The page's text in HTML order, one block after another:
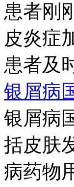
患者刚
皮炎症
患者及
银屑病
银屑病
括皮肤
病药物